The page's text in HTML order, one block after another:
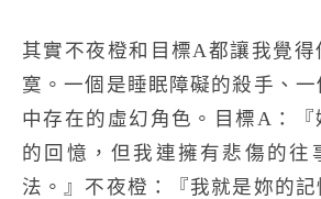
其實不夜橙和目標A都讓我覺得
寞。一個是睡眠障礙的殺手、
中存在的虛幻角色。目標A：『
的回憶，但我連擁有悲傷的往
法。』不夜橙：『我就是妳的